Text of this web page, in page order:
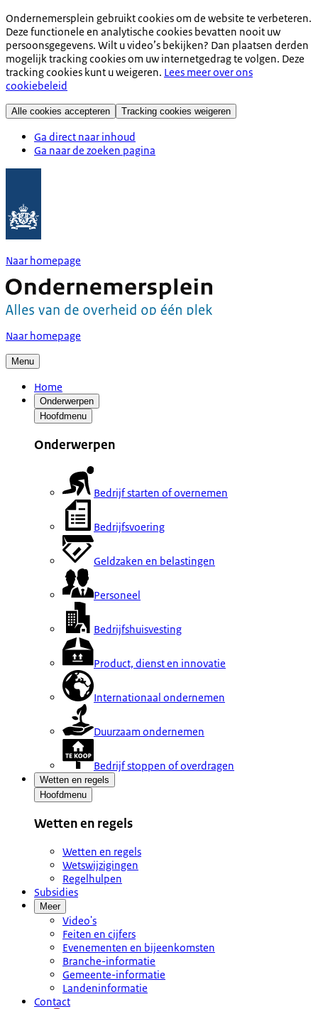
Ondernemersplein gebruikt cookies om de website te verbeteren.
Deze functionele en analytische cookies bevatten nooit uw
persoonsgegevens. Wilt u video’s bekijken? Dan plaatsen derden
mogelijk tracking cookies om uw internetgedrag te volgen. Deze
tracking cookies kunt u weigeren. Lees meer over ons
cookiebeleid
Alle cookies accepteren Tracking cookies weigeren
Ga direct naar inhoud
Ga naar de zoeken pagina
Naar homepage
Naar homepage
Menu
Home
Onderwerpen
Hoofdmenu
Onderwerpen
Bedrijf starten of overnemen
Bedrijfsvoering
Geldzaken en belastingen
Personeel
Bedrijfshuisvesting
Product, dienst en innovatie
Internationaal ondernemen
Duurzaam ondernemen
Bedrijf stoppen of overdragen
Wetten en regels
Hoofdmenu
Wetten en regels
Wetten en regels
Wetswijzigingen
Regelhulpen
Subsidies
Meer
Video's
Feiten en cijfers
Evenementen en bijeenkomsten
Branche-informatie
Gemeente-informatie
Landeninformatie
Contact